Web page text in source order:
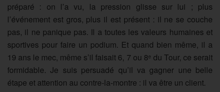
préparé : on l’a vu, la pression glisse sur lui ; plus
l’événement est gros, plus il est présent : il ne se couche
pas, il ne panique pas. Il a toutes les valeurs humaines et
sportives pour faire un podium. Et quand bien même, il a
19 ans le mec, même s’il faisait 6, 7 ou 8e du Tour, ce serait
formidable. Je suis persuadé qu’il va gagner une belle
étape et attention au contre-la-montre : il va être un client.